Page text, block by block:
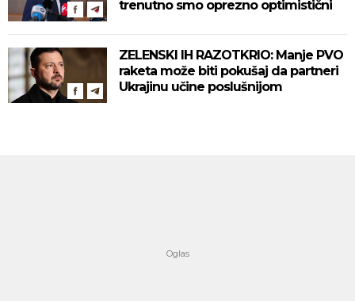
trenutno smo oprezno optimistični
ZELENSKI IH RAZOTKRIO: Manje PVO
raketa može biti pokušaj da partneri
Ukrajinu učine poslušnijom